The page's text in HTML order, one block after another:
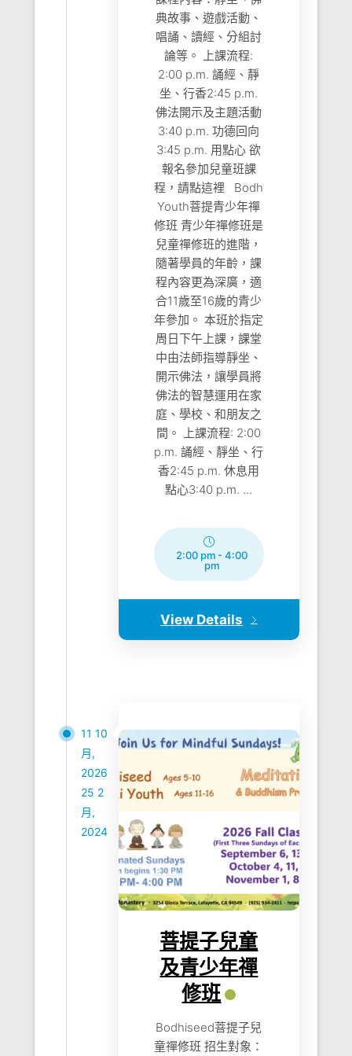
典故事、遊戲活動、
唱誦、讀經、分組討
論等。 上課流程:
2:00 p.m. 誦經、靜
坐、行香2:45 p.m.
佛法開示及主題活動
3:40 p.m. 功德回向
3:45 p.m. 用點心 欲
報名參加兒童班課
程，請點這裡 Bodh
Youth菩提青少年禪
修班 青少年禪修班是
兒童禪修班的進階，
隨著學員的年齡，課
程內容更為深廣，適
合11歲至16歲的青少
年參加。 本班於指定
周日下午上課，課堂
中由法師指導靜坐、
開示佛法，讓學員將
佛法的智慧運用在家
庭、學校、和朋友之
間。 上課流程: 2:00
p.m. 誦經、靜坐、行
香2:45 p.m. 休息用
點心3:40 p.m. ...
2:00 pm- 4:00
pm
View Details
11 10
月,
2026
25 2
月,
2024
菩提子兒童
及青少年禪
修班
Bodhiseed菩提子兒
童禪修班 招生對象：